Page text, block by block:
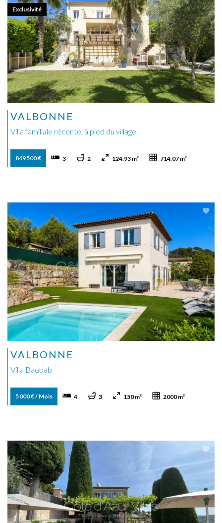
VALBONNE
Villa familiale récente, à pied du village
849 500 € 3 2 124.93 m² 714.07 m²
Exclusivité
VALBONNE
Villa Baobab
5 000 € / Mois 4 3 150 m² 2000 m²